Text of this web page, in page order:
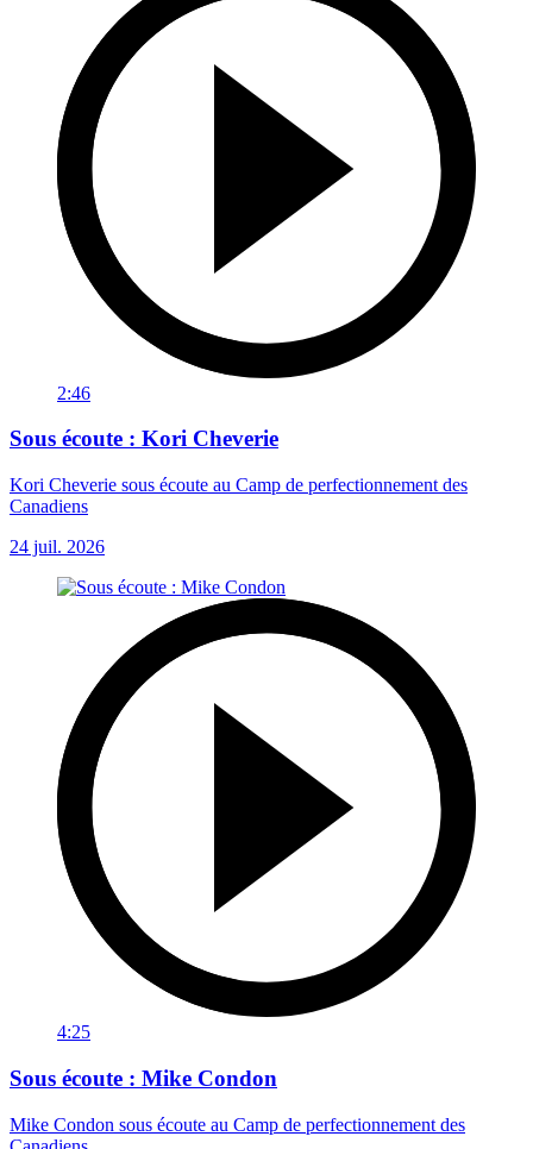
2:46
Sous écoute : Kori Cheverie
Kori Cheverie sous écoute au Camp de perfectionnement des
Canadiens
24 juil. 2026
4:25
Sous écoute : Mike Condon
Mike Condon sous écoute au Camp de perfectionnement des